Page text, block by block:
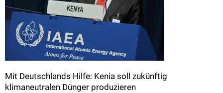
Mit Deutschlands Hilfe: Kenia soll zukünftig
klimaneutralen Dünger produzieren